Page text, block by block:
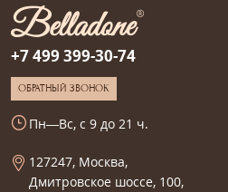
+7 499 399-30-74
ОБРАТНЫЙ ЗВОНОК
Пн—Вс, с 9 до 21 ч.
127247, Москва,
Дмитровское шоссе, 100,